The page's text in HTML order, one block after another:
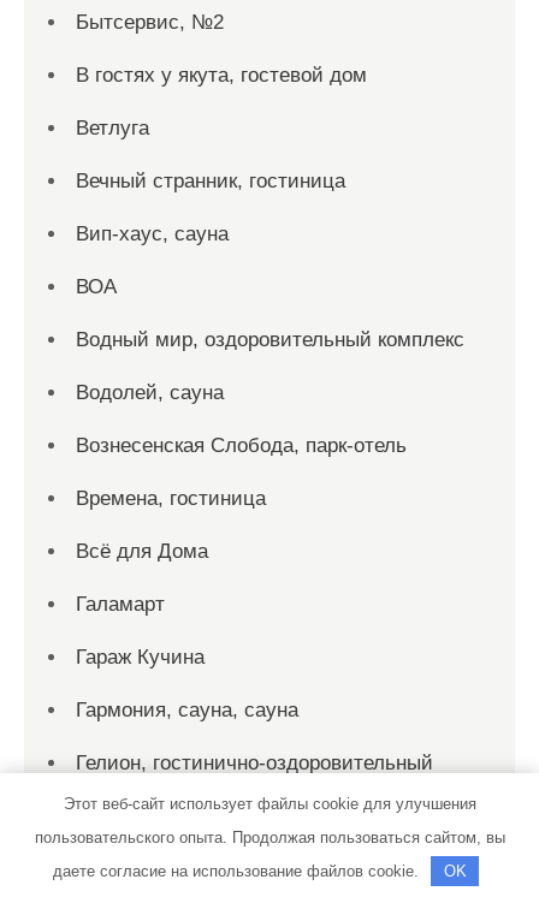
Бытсервис, №2
В гостях у якута, гостевой дом
Ветлуга
Вечный странник, гостиница
Вип-хаус, сауна
ВОА
Водный мир, оздоровительный комплекс
Водолей, сауна
Вознесенская Слобода, парк-отель
Времена, гостиница
Всё для Дома
Галамарт
Гараж Кучина
Гармония, сауна, сауна
Гелион, гостинично-оздоровительный
комплекс
Горбани, Баня №18
Этот веб-сайт использует файлы cookie для улучшения
пользовательского опыта. Продолжая пользоваться сайтом, вы
даете согласие на использование файлов cookie.
OK